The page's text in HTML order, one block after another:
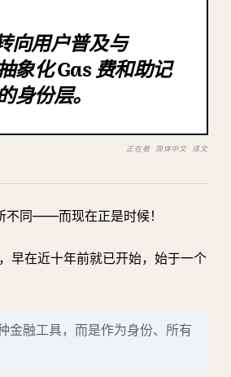
向用户普及与
化 Gas 费和助记
份层。
正在看 简体中文 译文
不同——而现在正是时候！
早在近十年前就已开始，始于一个
融工具，而是作为身份、所有